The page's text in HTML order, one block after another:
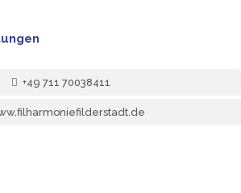
+49 711 70038411